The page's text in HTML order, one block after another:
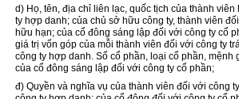
d) Họ, tên, địa chỉ liên lạc, quốc tịch của thành
ty hợp danh; của chủ sở hữu công ty, thành viên
hữu hạn; của cổ đông sáng lập đối với công ty cổ
giá trị vốn góp của mỗi thành viên đối với công ty
công ty hợp danh. Số cổ phần, loại cổ phần, mệnh
của cổ đông sáng lập đối với công ty cổ phần;
đ) Quyền và nghĩa vụ của thành viên đối với công